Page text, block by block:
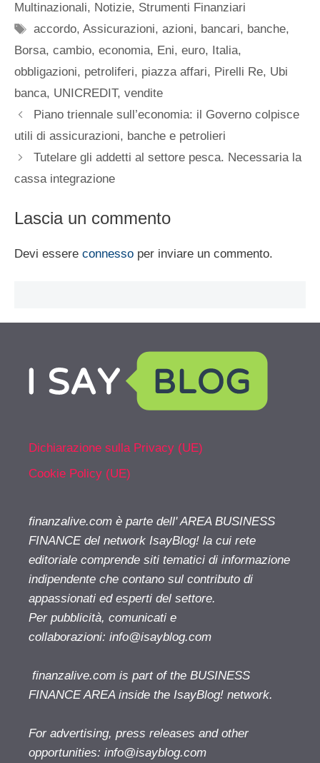
Multinazionali, Notizie, Strumenti Finanziari
Tag
accordo,Assicurazioni,azioni, bancari, banche,
Borsa, cambio, economia, Eni, euro, Italia,
obbligazioni, petroliferi, piazza affari, Pirelli Re, Ubi
banca, UNICREDIT, vendite
Piano triennale sull’economia: il Governo colpisce
utili di assicurazioni, banche e petrolieri
Tutelare gli addetti al settore pesca. Necessaria la
cassa integrazione
Lascia un commento
Devi essere connesso per inviare un commento.
Dichiarazione sulla Privacy (UE)
Cookie Policy (UE)
finanzalive.com è parte dell' AREA BUSINESS
FINANCE del network IsayBlog! la cui rete
editoriale comprende siti tematici di informazione
indipendente che contano sul contributo di
appassionati ed esperti del settore.
Per pubblicità, comunicati e
collaborazioni: info@isayblog.com
finanzalive.com is part of the BUSINESS
FINANCE AREA inside the IsayBlog! network.
For advertising, press releases and other
opportunities: info@isayblog.com